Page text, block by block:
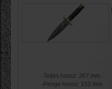
-Teljes hossz: 267 mm
-Penge hossz: 152 mm